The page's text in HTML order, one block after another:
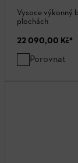
Vysoce výkonný
plochách
22 090,00 Kč*
Porovnat